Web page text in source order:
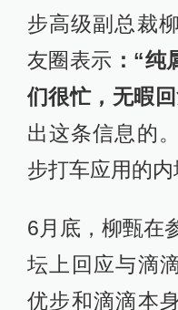
步高级副总裁
友圈表示 ：“
们很忙，无暇
出这条信息的
步打车应用的内
6月底，柳甄在
坛上回应与滴
优步和滴滴本